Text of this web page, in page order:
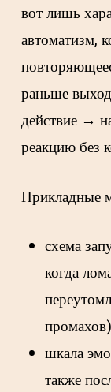
вот лишь
автоматизм,
раньше
действие →
реакцию без
Прикладные
схема
когда
шкала
также